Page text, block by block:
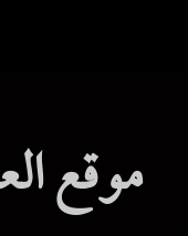
موقع